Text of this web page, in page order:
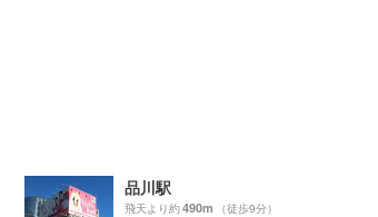
品川駅
飛天より約490m （徒歩9分）